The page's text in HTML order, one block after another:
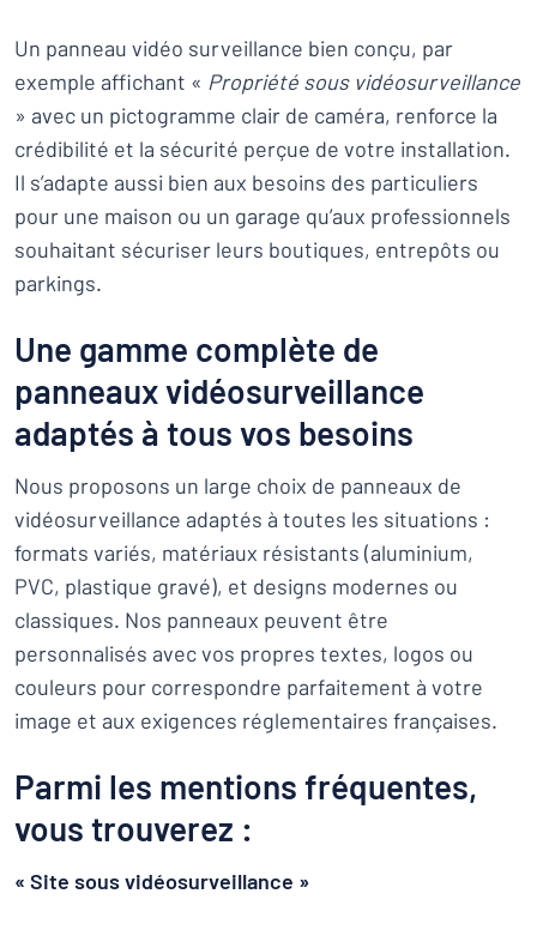
Un panneau vidéo surveillance bien conçu, par
exemple affichant « Propriété sous vidéosurveillance
» avec un pictogramme clair de caméra, renforce la
crédibilité et la sécurité perçue de votre installation.
Il s’adapte aussi bien aux besoins des particuliers
pour une maison ou un garage qu’aux professionnels
souhaitant sécuriser leurs boutiques, entrepôts ou
parkings.
Une gamme complète de
panneaux vidéosurveillance
adaptés à tous vos besoins
Nous proposons un large choix de panneaux de
vidéosurveillance adaptés à toutes les situations :
formats variés, matériaux résistants (aluminium,
PVC, plastique gravé), et designs modernes ou
classiques. Nos panneaux peuvent être
personnalisés avec vos propres textes, logos ou
couleurs pour correspondre parfaitement à votre
image et aux exigences réglementaires françaises.
Parmi les mentions fréquentes,
vous trouverez :
« Site sous vidéosurveillance »